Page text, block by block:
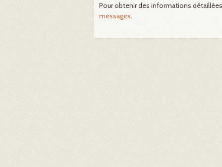
Pour obtenir des informations
messages.